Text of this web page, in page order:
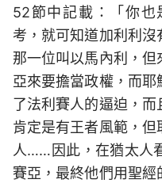
52節中記載：「你也
考，就可知道加利利
那一位叫以馬內利，
亞來要擔當政權，而耶
了法利賽人的逼迫，
肯定是有王者風範，
人……因此，在猶太人
賽亞，最終他們用聖